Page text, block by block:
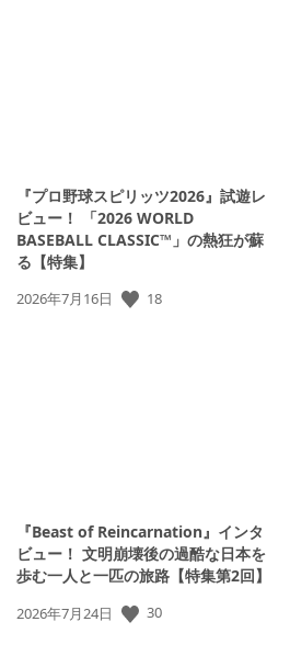
『プロ野球スピリッツ2026』試遊レ
ビュー！ 「2026 WORLD
BASEBALL CLASSIC™」の熱狂が蘇
る【特集】
公
2026年7月16日 18
『Beast of Reincarnation』インタ
ビュー！ 文明崩壊後の過酷な日本を
歩む一人と一匹の旅路【特集第2回】
公
2026年7月24日 30